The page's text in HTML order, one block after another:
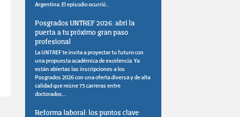
Argentina. El episodio ocurrió...
Posgrados UNTREF 2026: abrí la
puerta a tu próximo gran paso
profesional
La UNTREF te invita a proyectar tu futuro con
una propuesta académica de excelencia. Ya
están abiertas las inscripciones a los
Posgrados 2026 con una oferta diversa y de alta
calidad que reúne 75 carreras entre
doctorados,...
Reforma laboral: los puntos clave